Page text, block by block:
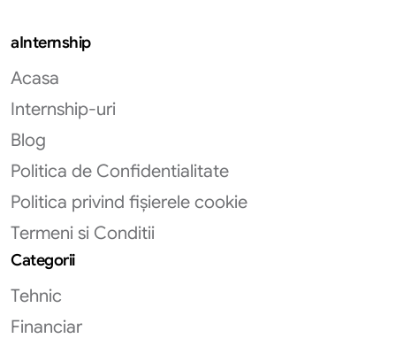
aInternship
Acasa
Internship-uri
Blog
Politica de Confidentialitate
Politica privind fișierele cookie
Termeni si Conditii
Categorii
Tehnic
Financiar